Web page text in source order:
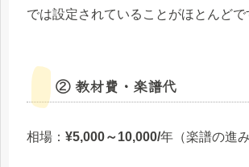
では設定されていることがほとんどで
② 教材費・楽譜代
相場： ¥5,000～10,000/年（楽譜の進